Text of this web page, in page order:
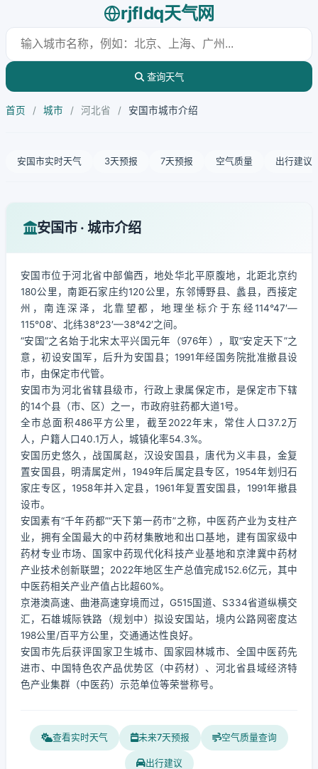
rjfldq天气网
查询天气
首页 / 城市 / 河北省 / 安国市城市介绍
安国市实时天气 3天预报 7天预报 空气质量 出行建议
安国市 · 城市介绍
安国市位于河北省中部偏西，地处华北平原腹地，北距北京约
180公里，南距石家庄约120公里，东邻博野县、蠡县，西接定
州，南连深泽，北靠望都，地理坐标介于东经114°47′—
115°08′、北纬38°23′—38°42′之间。
“安国”之名始于北宋太平兴国元年（976年），取“安定天下”之
意，初设安国军，后升为安国县；1991年经国务院批准撤县设
市，由保定市代管。
安国市为河北省辖县级市，行政上隶属保定市，是保定市下辖
的14个县（市、区）之一，市政府驻药都大道1号。
全市总面积486平方公里，截至2022年末，常住人口37.2万
人，户籍人口40.1万人，城镇化率54.3%。
安国历史悠久，战国属赵，汉设安国县，唐代为义丰县，金复
置安国县，明清属定州，1949年后属定县专区，1954年划归石
家庄专区，1958年并入定县，1961年复置安国县，1991年撤县
设市。
安国素有“千年药都”“天下第一药市”之称，中医药产业为支柱产
业，拥有全国最大的中药材集散地和出口基地，建有国家级中
药材专业市场、国家中药现代化科技产业基地和京津冀中药材
产业技术创新联盟；2022年地区生产总值完成152.6亿元，其中
中医药相关产业产值占比超60%。
京港澳高速、曲港高速穿境而过，G515国道、S334省道纵横交
汇，石雄城际铁路（规划中）拟设安国站，境内公路网密度达
198公里/百平方公里，交通通达性良好。
安国市先后获评国家卫生城市、国家园林城市、全国中医药先
进市、中国特色农产品优势区（中药材）、河北省县域经济特
色产业集群（中医药）示范单位等荣誉称号。
查看实时天气 未来7天预报 空气质量查询
出行建议